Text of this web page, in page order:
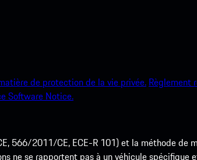
de protection de la vie privée. Règlement
Software Notice.
566/2011/CE, ECE-R 101) et la méthode
ne se rapportent pas à un véhicule